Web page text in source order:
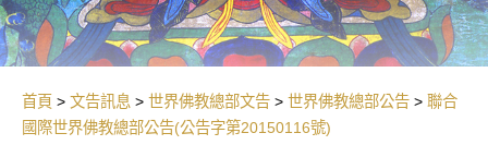
首頁 文告訊息 世界佛教總部文告 世界佛教總部公告
聯合
國際世界佛教總部公告(公告字第20150116號)